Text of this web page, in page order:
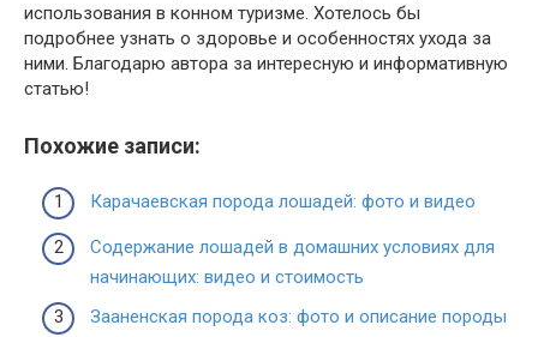
использования в конном туризме. Хотелось бы
подробнее узнать о здоровье и особенностях ухода за
ними. Благодарю автора за интересную и информативную
статью!
Похожие записи:
Карачаевская порода лошадей: фото и видео
Содержание лошадей в домашних условиях для
начинающих: видео и стоимость
Зааненская порода коз: фото и описание породы